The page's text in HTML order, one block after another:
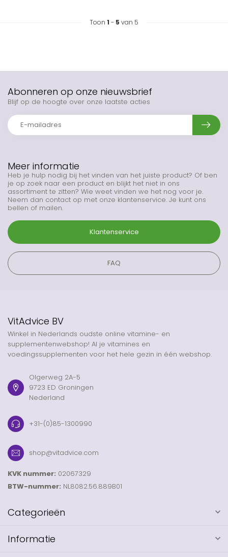
Toon 1 - 5 van 5
Meer informatie
Heb je hulp nodig bij het vinden van het juiste product? Of ben
je op zoek naar een product en blijkt het niet in ons
assortiment te zitten? Wie weet vinden we het nog voor je.
Neem dan contact op met onze klantenservice. Je kunt ons
bellen of mailen.
Klantenservice
FAQ
Abonneren op onze nieuwsbrief
Blijf op de hoogte over onze laatste acties
VitAdvice BV
Winkel in Nederlands oudste online vitamine- en
supplementenwebshop! Al je vitamines en
voedingssupplementen voor het hele gezin in één webshop.
Olgerweg 2A-5
9723 ED Groningen
Nederland
+31-(0)85-1300990
shop@vitadvice.com
KVK nummer: 02067329
BTW-nummer: NL8082.56.889B01
Categorieën
Informatie